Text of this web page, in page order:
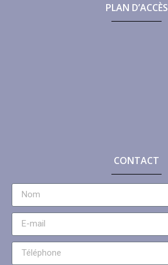
PLAN D’ACCÈS
CONTACT